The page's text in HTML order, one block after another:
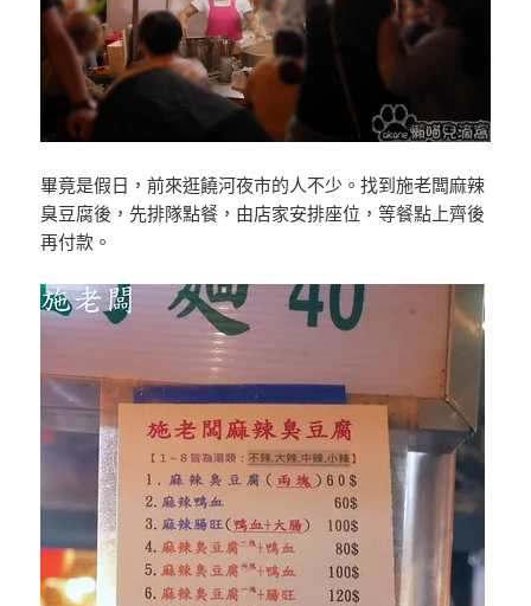
畢竟是假日，前來逛饒河夜市的人不少。找到施老闆麻辣
臭豆腐後，先排隊點餐，由店家安排座位，等餐點上齊後
再付款。